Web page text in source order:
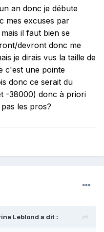
an donc je débute
mes excuses par
il faut bien se
devront donc me
je dirais vus la taille de
c'est une pointe
donc ce serait du
-38000) donc à priori
les pros?
Leblond a dit :